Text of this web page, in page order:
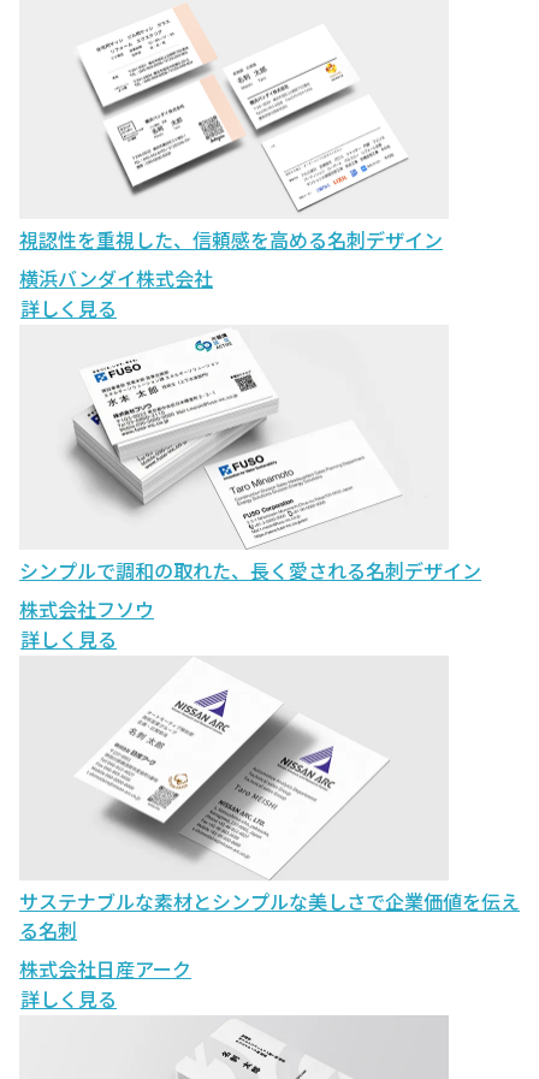
視認性を重視した、信頼感を高める名刺デザイン
横浜バンダイ株式会社
詳しく見る
シンプルで調和の取れた、長く愛される名刺デザイン
株式会社フソウ
詳しく見る
サステナブルな素材とシンプルな美しさで企業価値を伝え
る名刺
株式会社日産アーク
詳しく見る